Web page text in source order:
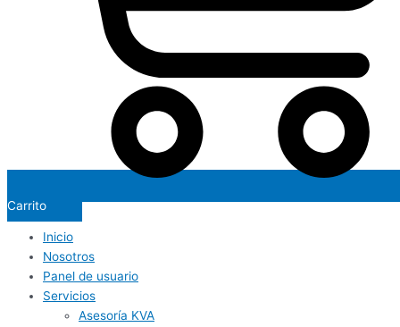
Carrito
Inicio
Nosotros
Panel de usuario
Servicios
Asesoría KVA